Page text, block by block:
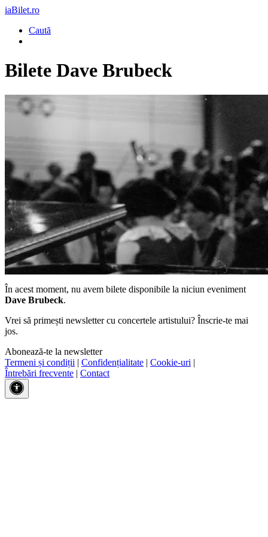
iaBilet.ro
Caută
Bilete Dave Brubeck
În acest moment, nu avem bilete disponibile la niciun eveniment
Dave Brubeck.
Vrei să primești newsletter cu concertele artistului? Înscrie-te mai
jos.
Abonează-te la newsletter
Termeni și condiții | Confidențialitate | Cookie-uri |
Întrebări frecvente | Contact